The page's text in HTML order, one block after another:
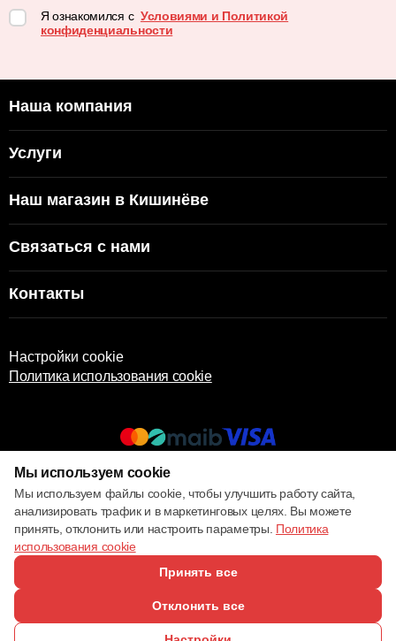
Я ознакомился с Условиями и Политикой
конфиденциальности
Наша компания
Услуги
Наш магазин в Кишинёве
Связаться с нами
Контакты
Настройки cookie
Политика использования cookie
© 2013 – 2026 ECOM
Мы используем cookie
Мы используем файлы cookie, чтобы улучшить работу сайта,
анализировать трафик и в маркетинговых целях. Вы можете
принять, отклонить или настроить параметры. Политика
использования cookie
Принять все
Отклонить все